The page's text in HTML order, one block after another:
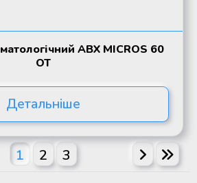
ABX MICROS 60
OT
Детальніше
1 2 3